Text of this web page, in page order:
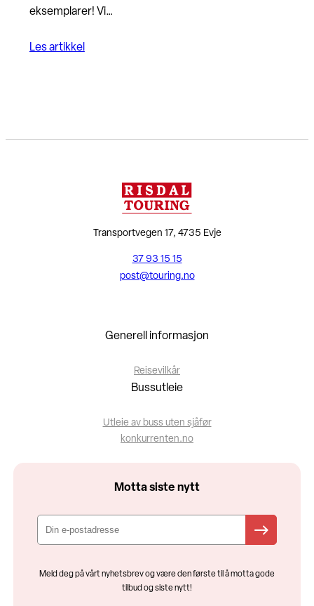
eksemplarer! Vi…
Les artikkel
Transportvegen 17, 4735 Evje
37 93 15 15
post@touring.no
Generell informasjon
Reisevilkår
Bussutleie
Utleie av buss uten sjåfør
konkurrenten.no
Motta siste nytt
Meld deg på vårt nyhetsbrev og være den første til å motta gode
tilbud og siste nytt!